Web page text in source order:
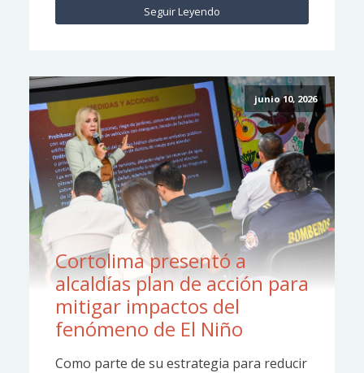
Seguir Leyendo
junio 10, 2026
Cortolima presentó a
alcaldías plan de acción para
mitigar impactos del
fenómeno de El Niño
Como parte de su estrategia para reducir